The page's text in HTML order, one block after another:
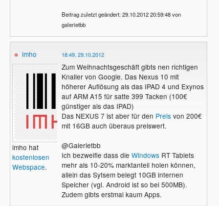
Beitrag zuletzt geändert: 29.10.2012 20:59:48 von
galerietbb
imho
imho hat
kostenlosen
Webspace.
18:49, 29.10.2012
Zum Weihnachtsgeschäft gibts nen richtigen
Knaller von Google. Das Nexus 10 mit
höherer Auflösung als das IPAD 4 und Exynos
auf ARM A15 für satte 399 Tacken (100€
günstiger als das IPAD)
Das NEXUS 7 ist aber für den Preisvon 200€
mit 16GB auch überaus preiswert.
@Galerietbb
Ich bezweifle dass die WindowsRT Tablets
mehr als 10-20% marktanteil holen können,
allein das Sytsem belegt 10GB internen
Speicher (vgl. Android ist so bei 500MB).
Zudem gibts erstmal kaum Apps.